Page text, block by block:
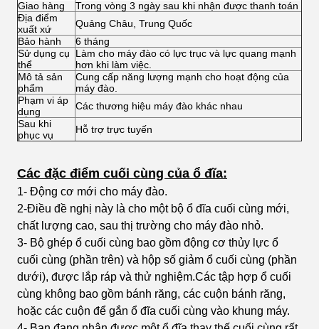
Giao hàng
Trong vòng 3 ngày sau khi nhận được thanh toán
Địa điểm
xuất xứ
Quảng Châu, Trung Quốc
Bảo hành
6 tháng
Sử dụng cụ
thể
Làm cho máy đào có lực trục và lực quang mạnh
hơn khi làm việc.
Mô tả sản
phẩm
Cung cấp năng lượng mạnh cho hoạt động của
máy đào.
Phạm vi áp
dụng
Các thương hiệu máy đào khác nhau
Sau khi
phục vụ
Hỗ trợ trực tuyến
Các đặc điểm cuối cùng của ổ đĩa:
1- Động cơ mới cho máy đào.
2-Điều đề nghị này là cho một bộ ổ đĩa cuối cùng mới,
chất lượng cao, sau thị trường cho máy đào nhỏ.
3- Bộ ghép ổ cuối cùng bao gồm động cơ thủy lực ổ
cuối cùng (phần trên) và hộp số giảm ổ cuối cùng (phần
dưới), được lắp ráp và thử nghiệm.Các tập hợp ổ cuối
cùng không bao gồm bánh răng, các cuộn bánh răng,
hoặc các cuộn để gắn ổ đĩa cuối cùng vào khung máy.